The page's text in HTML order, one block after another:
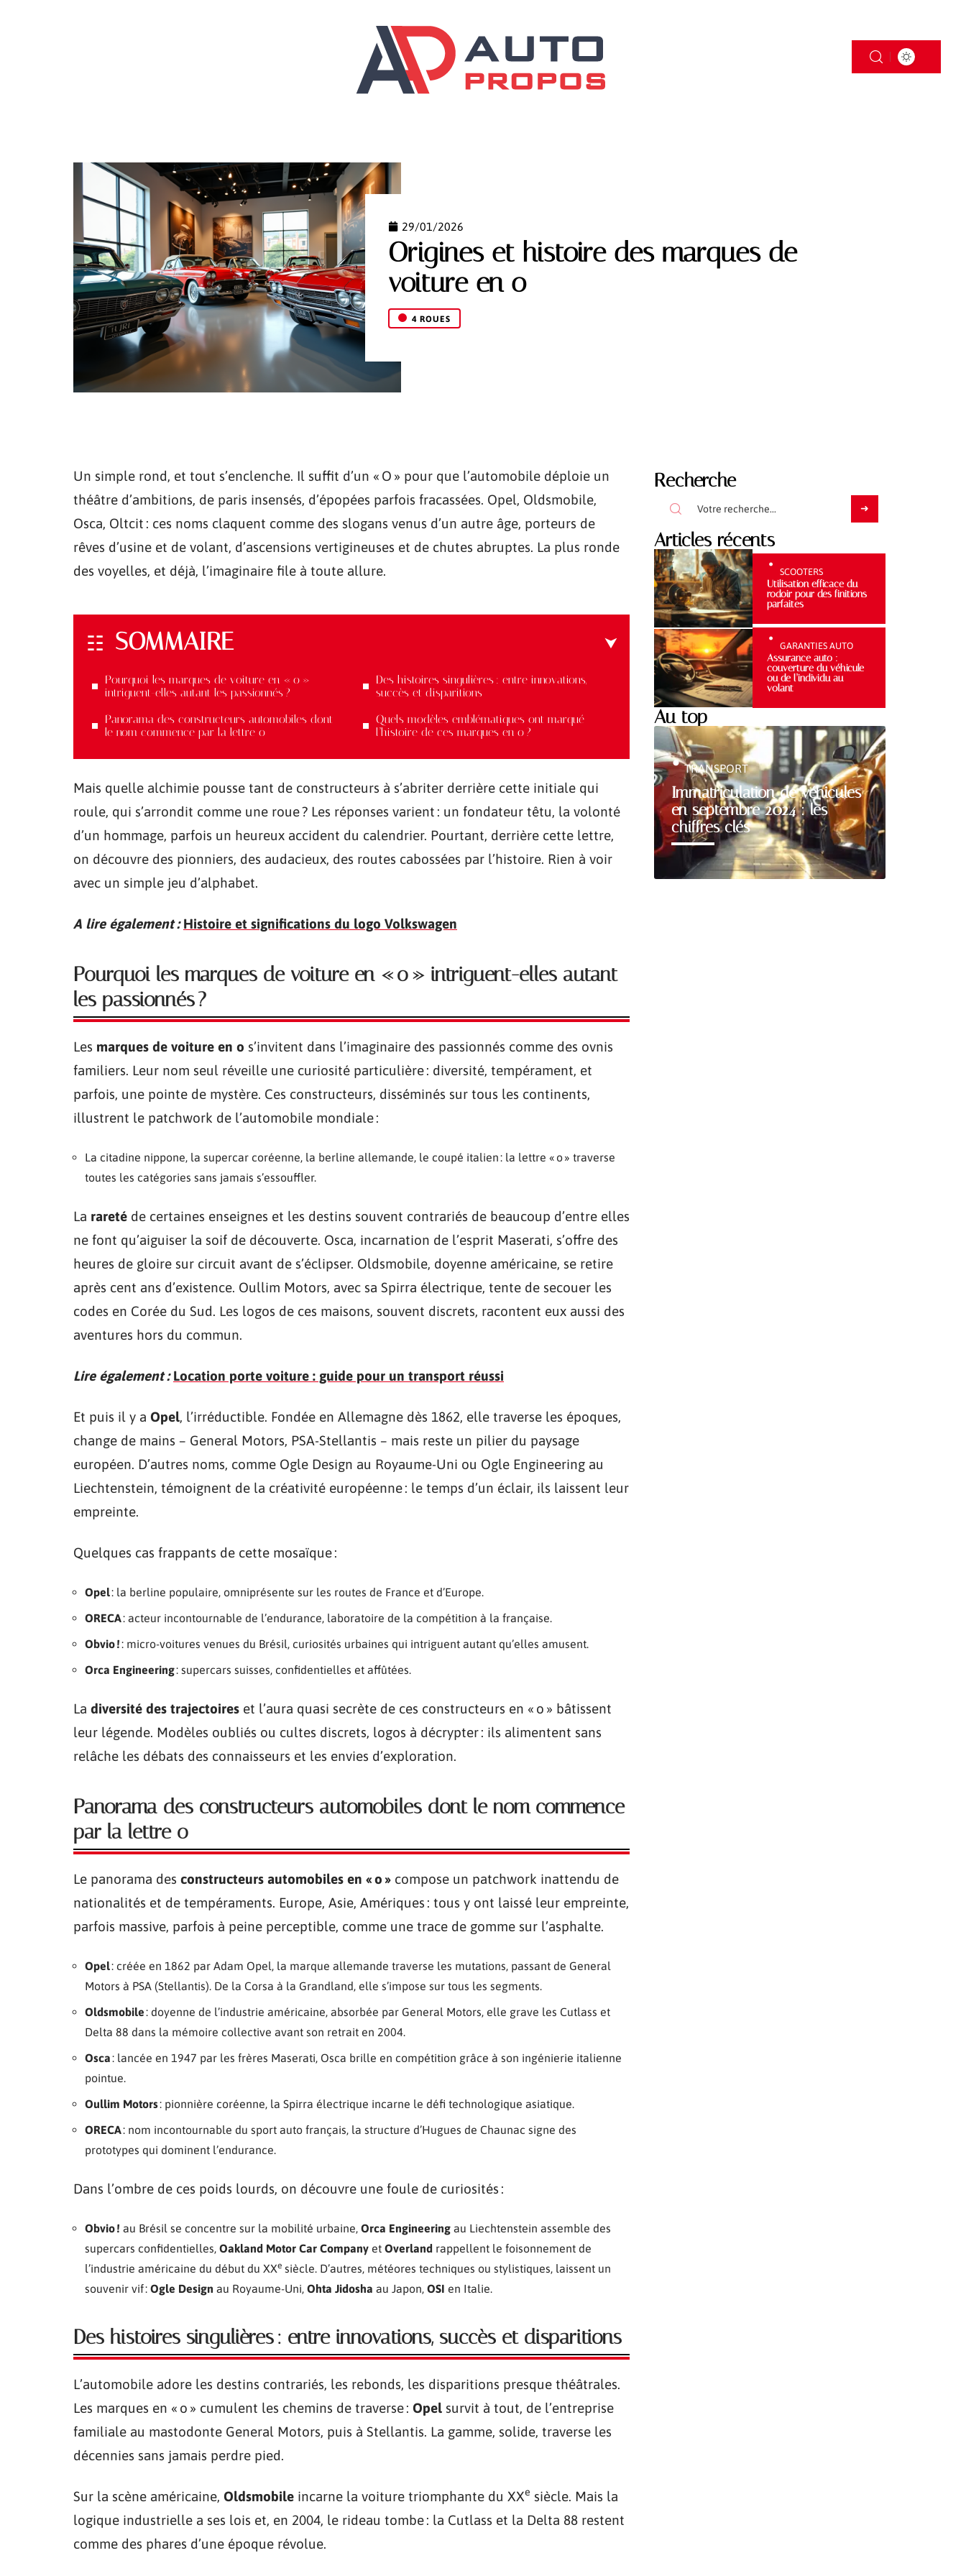
29/01/2026
Origines et histoire des marques de
voiture en o
4 ROUES
Un simple rond, et tout s’enclenche. Il suffit d’un « O » pour que l’automobile déploie un
théâtre d’ambitions, de paris insensés, d’épopées parfois fracassées. Opel, Oldsmobile,
Osca, Oltcit : ces noms claquent comme des slogans venus d’un autre âge, porteurs de
rêves d’usine et de volant, d’ascensions vertigineuses et de chutes abruptes. La plus ronde
des voyelles, et déjà, l’imaginaire file à toute allure.
SOMMAIRE
Pourquoi les marques de voiture en « o »
intriguent-elles autant les passionnés ?
Panorama des constructeurs automobiles dont
le nom commence par la lettre o
Des histoires singulières : entre innovations,
succès et disparitions
Quels modèles emblématiques ont marqué
l’histoire de ces marques en o ?
Mais quelle alchimie pousse tant de constructeurs à s’abriter derrière cette initiale qui
roule, qui s’arrondit comme une roue ? Les réponses varient : un fondateur têtu, la volonté
d’un hommage, parfois un heureux accident du calendrier. Pourtant, derrière cette lettre,
on découvre des pionniers, des audacieux, des routes cabossées par l’histoire. Rien à voir
avec un simple jeu d’alphabet.
A lire également : Histoire et significations du logo Volkswagen
Pourquoi les marques de voiture en « o » intriguent-elles autant
les passionnés ?
Les marques de voiture en o s’invitent dans l’imaginaire des passionnés comme des ovnis
familiers. Leur nom seul réveille une curiosité particulière : diversité, tempérament, et
parfois, une pointe de mystère. Ces constructeurs, disséminés sur tous les continents,
illustrent le patchwork de l’automobile mondiale :
La citadine nippone, la supercar coréenne, la berline allemande, le coupé italien : la lettre « o » traverse
toutes les catégories sans jamais s’essouffler.
La rareté de certaines enseignes et les destins souvent contrariés de beaucoup d’entre elles
ne font qu’aiguiser la soif de découverte. Osca, incarnation de l’esprit Maserati, s’offre des
heures de gloire sur circuit avant de s’éclipser. Oldsmobile, doyenne américaine, se retire
après cent ans d’existence. Oullim Motors, avec sa Spirra électrique, tente de secouer les
codes en Corée du Sud. Les logos de ces maisons, souvent discrets, racontent eux aussi des
aventures hors du commun.
Lire également : Location porte voiture : guide pour un transport réussi
Et puis il y a Opel, l’irréductible. Fondée en Allemagne dès 1862, elle traverse les époques,
change de mains – General Motors, PSA-Stellantis – mais reste un pilier du paysage
européen. D’autres noms, comme Ogle Design au Royaume-Uni ou Ogle Engineering au
Liechtenstein, témoignent de la créativité européenne : le temps d’un éclair, ils laissent leur
empreinte.
Quelques cas frappants de cette mosaïque :
Opel: la berline populaire, omniprésente sur les routes de France et d’Europe.
ORECA: acteur incontournable de l’endurance, laboratoire de la compétition à la française.
Obvio !: micro-voitures venues du Brésil, curiosités urbaines qui intriguent autant qu’elles amusent.
Orca Engineering: supercars suisses, confidentielles et affûtées.
La diversité des trajectoires et l’aura quasi secrète de ces constructeurs en « o » bâtissent
leur légende. Modèles oubliés ou cultes discrets, logos à décrypter : ils alimentent sans
relâche les débats des connaisseurs et les envies d’exploration.
Panorama des constructeurs automobiles dont le nom commence
par la lettre o
Le panorama des constructeurs automobiles en « o » compose un patchwork inattendu de
nationalités et de tempéraments. Europe, Asie, Amériques : tous y ont laissé leur empreinte,
parfois massive, parfois à peine perceptible, comme une trace de gomme sur l’asphalte.
Opel: créée en 1862 par Adam Opel, la marque allemande traverse les mutations, passant de General
Motors à PSA (Stellantis). De la Corsa à la Grandland, elle s’impose sur tous les segments.
Oldsmobile: doyenne de l’industrie américaine, absorbée par General Motors, elle grave les Cutlass et
Delta 88 dans la mémoire collective avant son retrait en 2004.
Osca: lancée en 1947 par les frères Maserati, Osca brille en compétition grâce à son ingénierie italienne
pointue.
Oullim Motors: pionnière coréenne, la Spirra électrique incarne le défi technologique asiatique.
ORECA: nom incontournable du sport auto français, la structure d’Hugues de Chaunac signe des
prototypes qui dominent l’endurance.
Dans l’ombre de ces poids lourds, on découvre une foule de curiosités :
Obvio ! au Brésil se concentre sur la mobilité urbaine, Orca Engineering au Liechtenstein assemble des
supercars confidentielles, Oakland Motor Car Company et Overland rappellent le foisonnement de
l’industrie américaine du début du XXe siècle. D’autres, météores techniques ou stylistiques, laissent un
souvenir vif : Ogle Design au Royaume-Uni, Ohta Jidosha au Japon, OSI en Italie.
Des histoires singulières : entre innovations, succès et disparitions
L’automobile adore les destins contrariés, les rebonds, les disparitions presque théâtrales.
Les marques en « o » cumulent les chemins de traverse : Opel survit à tout, de l’entreprise
familiale au mastodonte General Motors, puis à Stellantis. La gamme, solide, traverse les
décennies sans jamais perdre pied.
Sur la scène américaine, Oldsmobile incarne la voiture triomphante du XXe siècle. Mais la
logique industrielle a ses lois et, en 2004, le rideau tombe : la Cutlass et la Delta 88 restent
comme des phares d’une époque révolue.
Recherche
Articles récents
SCOOTERS
Utilisation efficace du
rodoir pour des finitions
parfaites
GARANTIES AUTO
Assurance auto :
couverture du véhicule
ou de l’individu au
volant
Au top
Immatriculation de véhicules
en septembre 2024 : les
chiffres clés
TRANSPORT